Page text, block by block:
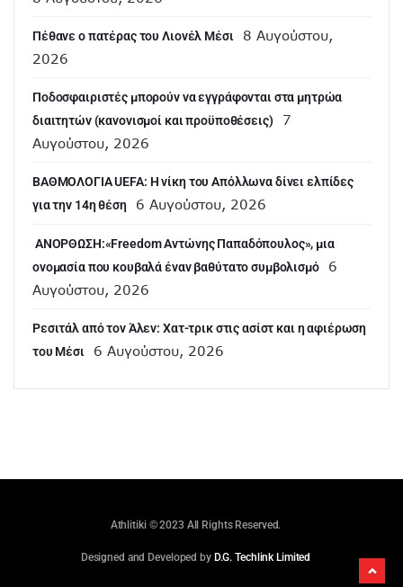
Πέθανε ο πατέρας του Λιονέλ Μέσι
8 Αυγούστου,
2026
Ποδοσφαιριστές μπορούν να εγγράφονται στα μητρώα
διαιτητών (κανονισμοί και προϋποθέσεις)
7
Αυγούστου, 2026
ΒΑΘΜΟΛΟΓΙΑ UEFA: Η νίκη του Απόλλωνα δίνει ελπίδες
για την 14η θέση
6 Αυγούστου, 2026
ANOΡΘΩΣΗ:«Freedom Αντώνης Παπαδόπουλος», μια
ονομασία που κουβαλά έναν βαθύτατο συμβολισμό
6
Αυγούστου, 2026
Ρεσιτάλ από τον Άλεν: Χατ-τρικ στις ασίστ και η αφιέρωση
του Μέσι
6 Αυγούστου, 2026
Athlitiki © 2023 All Rights Reserved.
Designed and Developed by D.G. Techlink Limited